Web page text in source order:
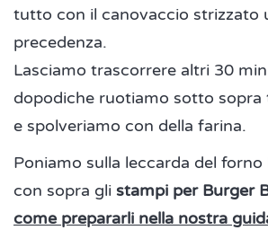
tutto con il canovaccio strizzato
precedenza.
Lasciamo trascorrere altri 30
dopodiche ruotiamo sotto sopra
e spolveriamo con della farina.
Poniamo sulla leccarda del
con sopra gli stampi per Burger
come prepararli nella nostra